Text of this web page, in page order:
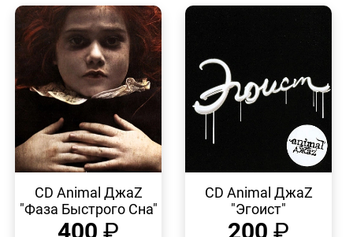
ПРОСМОТР
CD Animal ДжаZ
"Фаза Быстрого Сна"
400 ₽
ПРОСМОТР
CD Animal ДжаZ
"Эгоист"
200 ₽